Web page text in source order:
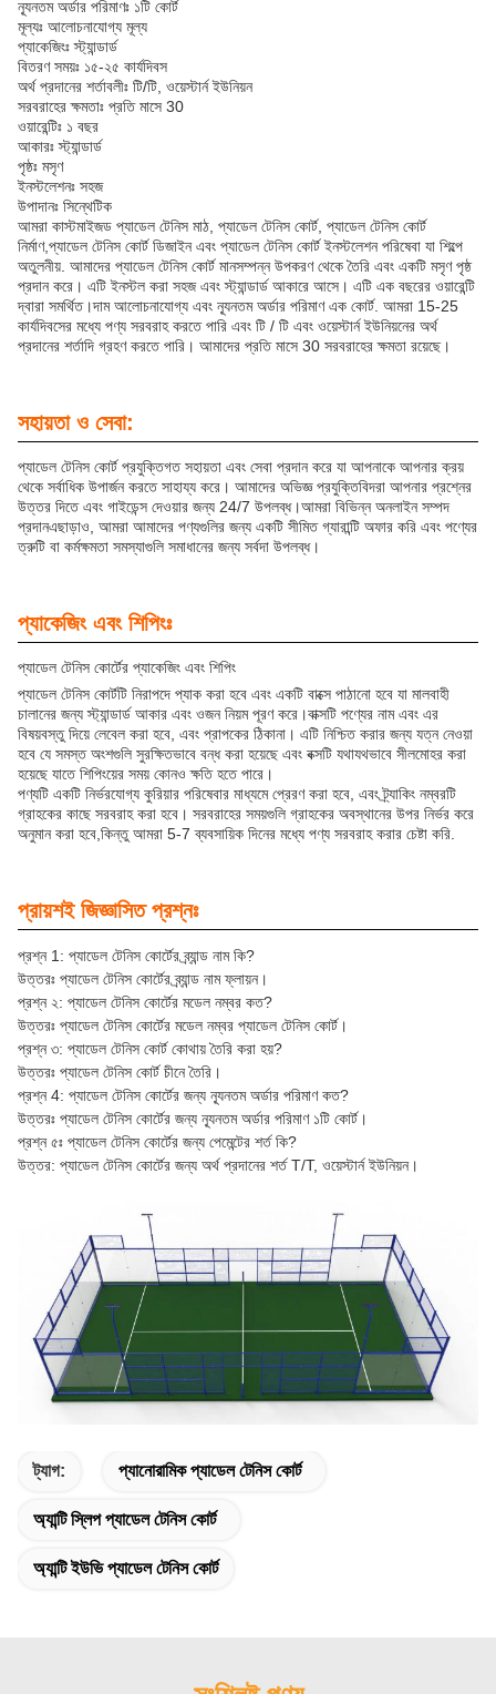
ন্যূনতম অর্ডার পরিমাণঃ ১টি কোর্ট
মূল্যঃ আলোচনাযোগ্য মূল্য
প্যাকেজিংঃ স্ট্যান্ডার্ড
বিতরণ সময়ঃ ১৫-২৫ কার্যদিবস
অর্থ প্রদানের শর্তাবলীঃ টি/টি, ওয়েস্টার্ন ইউনিয়ন
সরবরাহের ক্ষমতাঃ প্রতি মাসে 30
ওয়ারেন্টিঃ ১ বছর
আকারঃ স্ট্যান্ডার্ড
পৃষ্ঠঃ মসৃণ
ইনস্টলেশনঃ সহজ
উপাদানঃ সিন্থেটিক
আমরা কাস্টমাইজড প্যাডেল টেনিস মাঠ, প্যাডেল টেনিস কোর্ট, প্যাডেল টেনিস কোর্ট
নির্মাণ,প্যাডেল টেনিস কোর্ট ডিজাইন এবং প্যাডেল টেনিস কোর্ট ইনস্টলেশন পরিষেবা যা শিল্পে
অতুলনীয়. আমাদের প্যাডেল টেনিস কোর্ট মানসম্পন্ন উপকরণ থেকে তৈরি এবং একটি মসৃণ পৃষ্ঠ
প্রদান করে। এটি ইনস্টল করা সহজ এবং স্ট্যান্ডার্ড আকারে আসে। এটি এক বছরের ওয়ারেন্টি
দ্বারা সমর্থিত।দাম আলোচনাযোগ্য এবং ন্যূনতম অর্ডার পরিমাণ এক কোর্ট. আমরা 15-25
কার্যদিবসের মধ্যে পণ্য সরবরাহ করতে পারি এবং টি / টি এবং ওয়েস্টার্ন ইউনিয়নের অর্থ
প্রদানের শর্তাদি গ্রহণ করতে পারি। আমাদের প্রতি মাসে 30 সরবরাহের ক্ষমতা রয়েছে।
সহায়তা ও সেবা:
প্যাডেল টেনিস কোর্ট প্রযুক্তিগত সহায়তা এবং সেবা প্রদান করে যা আপনাকে আপনার ক্রয়
থেকে সর্বাধিক উপার্জন করতে সাহায্য করে। আমাদের অভিজ্ঞ প্রযুক্তিবিদরা আপনার প্রশ্নের
উত্তর দিতে এবং গাইডেন্স দেওয়ার জন্য 24/7 উপলব্ধ।আমরা বিভিন্ন অনলাইন সম্পদ
প্রদানএছাড়াও, আমরা আমাদের পণ্যগুলির জন্য একটি সীমিত গ্যারান্টি অফার করি এবং পণ্যের
ত্রুটি বা কর্মক্ষমতা সমস্যাগুলি সমাধানের জন্য সর্বদা উপলব্ধ।
প্যাকেজিং এবং শিপিংঃ
প্যাডেল টেনিস কোর্টের প্যাকেজিং এবং শিপিং
প্যাডেল টেনিস কোর্টটি নিরাপদে প্যাক করা হবে এবং একটি বাক্সে পাঠানো হবে যা মালবাহী
চালানের জন্য স্ট্যান্ডার্ড আকার এবং ওজন নিয়ম পূরণ করে।বাক্সটি পণ্যের নাম এবং এর
বিষয়বস্তু দিয়ে লেবেল করা হবে, এবং প্রাপকের ঠিকানা। এটি নিশ্চিত করার জন্য যত্ন নেওয়া
হবে যে সমস্ত অংশগুলি সুরক্ষিতভাবে বন্ধ করা হয়েছে এবং বক্সটি যথাযথভাবে সীলমোহর করা
হয়েছে যাতে শিপিংয়ের সময় কোনও ক্ষতি হতে পারে।
পণ্যটি একটি নির্ভরযোগ্য কুরিয়ার পরিষেবার মাধ্যমে প্রেরণ করা হবে, এবং ট্র্যাকিং নম্বরটি
গ্রাহকের কাছে সরবরাহ করা হবে। সরবরাহের সময়গুলি গ্রাহকের অবস্থানের উপর নির্ভর করে
অনুমান করা হবে,কিন্তু আমরা 5-7 ব্যবসায়িক দিনের মধ্যে পণ্য সরবরাহ করার চেষ্টা করি.
প্রায়শই জিজ্ঞাসিত প্রশ্নঃ
প্রশ্ন 1: প্যাডেল টেনিস কোর্টের ব্র্যান্ড নাম কি?
উত্তরঃ প্যাডেল টেনিস কোর্টের ব্র্যান্ড নাম ফ্লায়ন।
প্রশ্ন ২: প্যাডেল টেনিস কোর্টের মডেল নম্বর কত?
উত্তরঃ প্যাডেল টেনিস কোর্টের মডেল নম্বর প্যাডেল টেনিস কোর্ট।
প্রশ্ন ৩: প্যাডেল টেনিস কোর্ট কোথায় তৈরি করা হয়?
উত্তরঃ প্যাডেল টেনিস কোর্ট চীনে তৈরি।
প্রশ্ন 4: প্যাডেল টেনিস কোর্টের জন্য ন্যূনতম অর্ডার পরিমাণ কত?
উত্তরঃ প্যাডেল টেনিস কোর্টের জন্য ন্যূনতম অর্ডার পরিমাণ ১টি কোর্ট।
প্রশ্ন ৫ঃ প্যাডেল টেনিস কোর্টের জন্য পেমেন্টের শর্ত কি?
উত্তর: প্যাডেল টেনিস কোর্টের জন্য অর্থ প্রদানের শর্ত T/T, ওয়েস্টার্ন ইউনিয়ন।
ট্যাগ: প্যানোরামিক প্যাডেল টেনিস কোর্ট
অ্যান্টি স্লিপ প্যাডেল টেনিস কোর্ট
অ্যান্টি ইউভি প্যাডেল টেনিস কোর্ট